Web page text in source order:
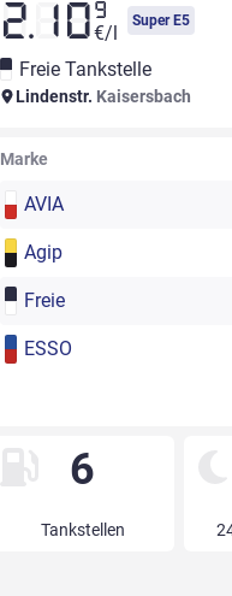
2.10 9
€/l
Super E5
Freie Tankstelle
Lindenstr. Kaisersbach
Marke
AVIA
Agip
Freie
ESSO
6
Tankstellen